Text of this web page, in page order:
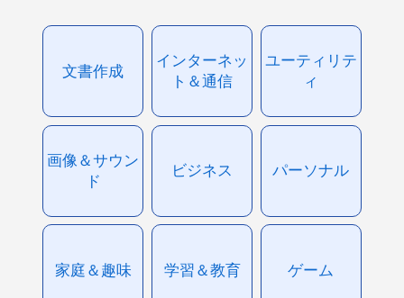
文書作成
インターネッ
ト＆通信
ユーティリテ
ィ
画像＆サウン
ド
ビジネス パーソナル
家庭＆趣味 学習＆教育 ゲーム